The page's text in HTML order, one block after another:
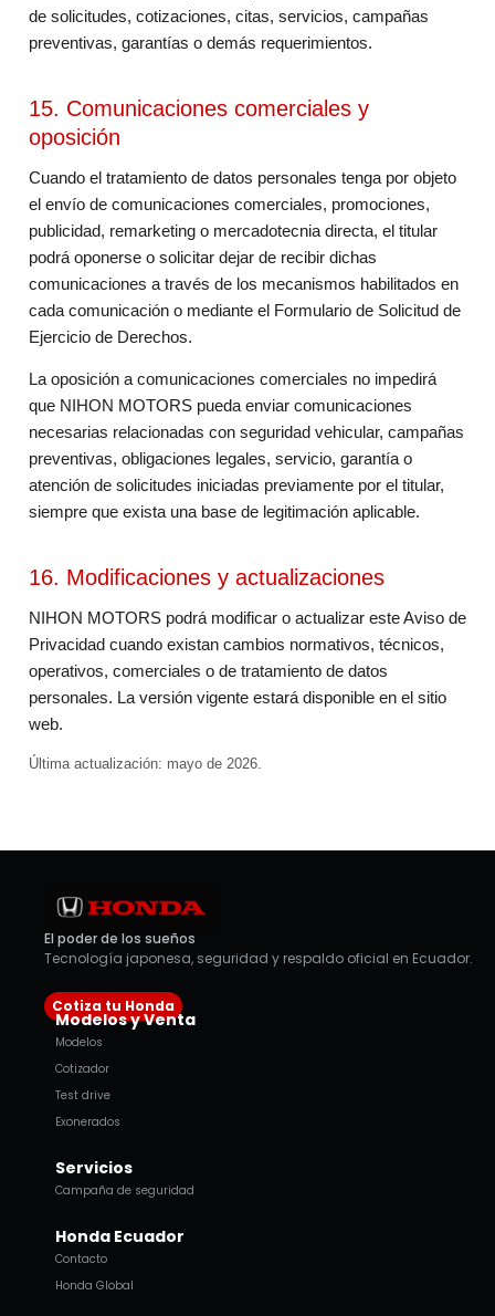
de solicitudes, cotizaciones, citas, servicios, campañas
preventivas, garantías o demás requerimientos.
15. Comunicaciones comerciales y
oposición
Cuando el tratamiento de datos personales tenga por objeto
el envío de comunicaciones comerciales, promociones,
publicidad, remarketing o mercadotecnia directa, el titular
podrá oponerse o solicitar dejar de recibir dichas
comunicaciones a través de los mecanismos habilitados en
cada comunicación o mediante el Formulario de Solicitud de
Ejercicio de Derechos.
La oposición a comunicaciones comerciales no impedirá
que NIHON MOTORS pueda enviar comunicaciones
necesarias relacionadas con seguridad vehicular, campañas
preventivas, obligaciones legales, servicio, garantía o
atención de solicitudes iniciadas previamente por el titular,
siempre que exista una base de legitimación aplicable.
16. Modificaciones y actualizaciones
NIHON MOTORS podrá modificar o actualizar este Aviso de
Privacidad cuando existan cambios normativos, técnicos,
operativos, comerciales o de tratamiento de datos
personales. La versión vigente estará disponible en el sitio
web.
Última actualización: mayo de 2026.
El poder de los sueños
Tecnología japonesa, seguridad y respaldo oficial en Ecuador.
Cotiza tu Honda
Modelos y Venta
Modelos
Cotizador
Test drive
Exonerados
Servicios
Campaña de seguridad
Honda Ecuador
Contacto
Honda Global